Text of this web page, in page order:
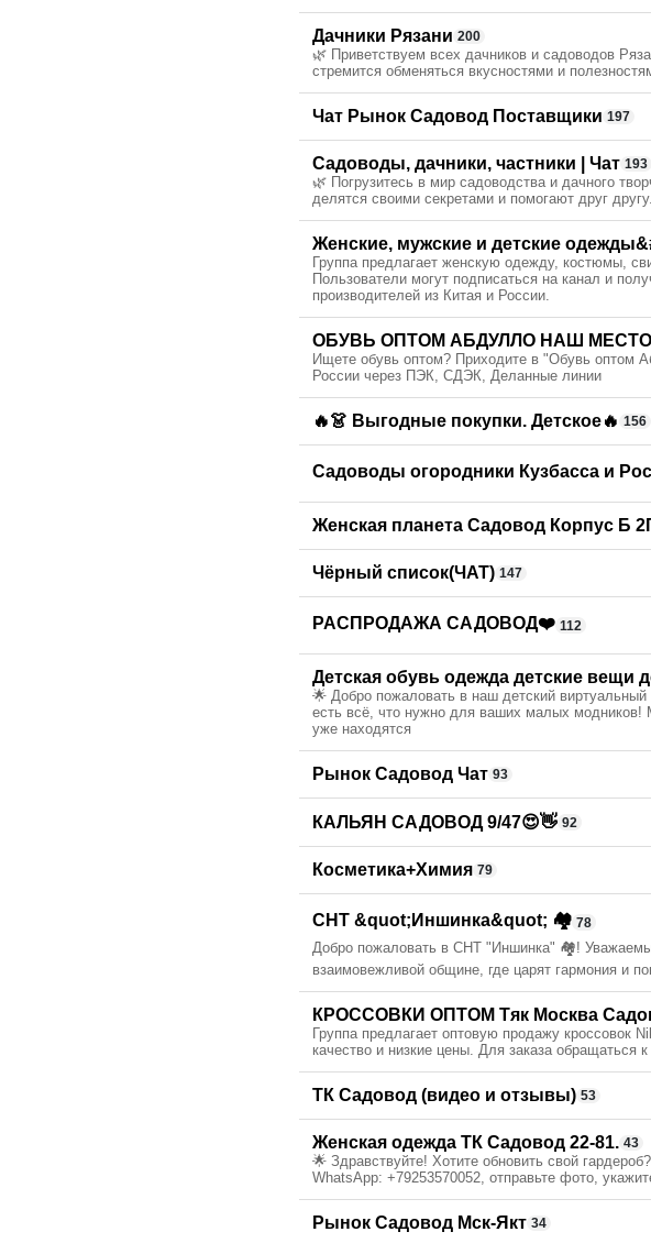
Дачники Рязани 200
🌿 Приветствуем всех дачников и садоводов
стремится обменяться вкусностями и
Чат Рынок Садовод Поставщики 197
Садоводы, дачники, частники | Чат 193
🌿 Погрузитесь в мир садоводства и дачного
делятся своими секретами и помогают друг
Женские, мужские и детские
Группа предлагает женскую одежду, костюмы,
Пользователи могут подписаться на канал и
производителей из Китая и России.
ОБУВЬ ОПТОМ АБДУЛЛО НАШ МЕСТО
Ищете обувь оптом? Приходите в "Обувь оптом
России через ПЭК, СДЭК, Деланные линии
🔥👗 Выгодные покупки. Детское🔥 156
Садоводы огородники Кузбасса и
Женская планета Садовод Корпус Б
Чёрный список(ЧАТ) 147
РАСПРОДАЖА САДОВОД❤️ 112
Детская обувь одежда детские
🌟 Добро пожаловать в наш детский
есть всё, что нужно для ваших малых модников!
уже находятся
Рынок Садовод Чат 93
КАЛЬЯН САДОВОД 9/47😍👋 92
Косметика+Химия 79
СНТ &quot;Иншинка&quot; 🏘 78
Добро пожаловать в СНТ "Иншинка" 🏘!
взаимовежливой общине, где царят гармония и
КРОССОВКИ ОПТОМ Тяк Москва
Группа предлагает оптовую продажу
качество и низкие цены. Для заказа обращаться
ТК Садовод (видео и отзывы) 53
Женская одежда ТК Садовод 22-81. 43
🌟 Здравствуйте! Хотите обновить свой
WhatsApp: +79253570052, отправьте фото,
Рынок Садовод Мск-Якт 34